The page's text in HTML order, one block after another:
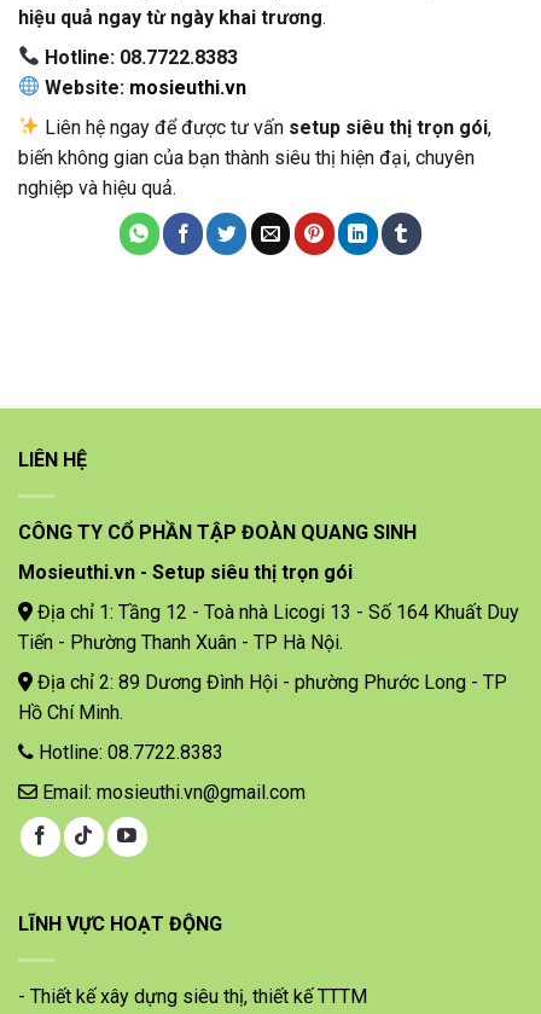
hiệu quả ngay từ ngày khai trương.
Hotline: 08.7722.8383
Website: mosieuthi.vn
Liên hệ ngay để được tư vấn setup siêu thị trọn gói,
biến không gian của bạn thành siêu thị hiện đại, chuyên
nghiệp và hiệu quả.
LIÊN HỆ
CÔNG TY CỔ PHẦN TẬP ĐOÀN QUANG SINH
Mosieuthi.vn - Setup siêu thị trọn gói
Địa chỉ 1: Tầng 12 - Toà nhà Licogi 13 - Số 164 Khuất Duy
Tiến - Phường Thanh Xuân - TP Hà Nội.
Địa chỉ 2: 89 Dương Đình Hội - phường Phước Long - TP
Hồ Chí Minh.
Hotline: 08.7722.8383
Email: mosieuthi.vn@gmail.com
LĨNH VỰC HOẠT ĐỘNG
- Thiết kế xây dựng siêu thị, thiết kế TTTM